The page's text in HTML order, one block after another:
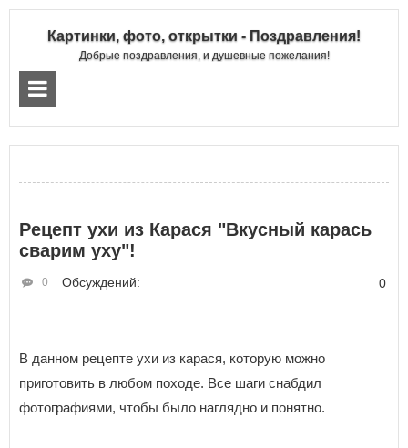
Картинки, фото, открытки - Поздравления!
Добрые поздравления, и душевные пожелания!
Рецепт ухи из Карася "Вкусный карась
сварим уху"!
Обсуждений:
0 0
В данном рецепте ухи из карася, которую можно
приготовить в любом походе. Все шаги снабдил
фотографиями, чтобы было наглядно и понятно.